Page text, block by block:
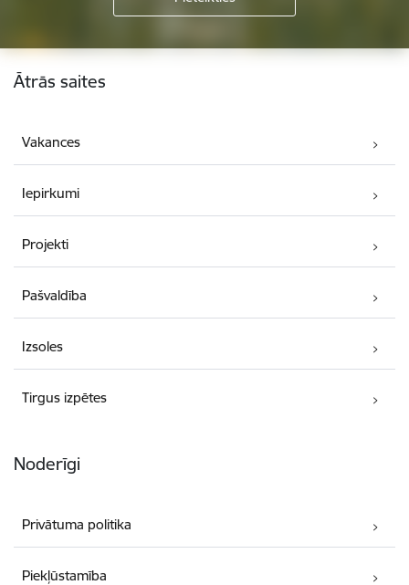
Kājene
Ātrās saites
Vakances
Iepirkumi
Projekti
Pašvaldība
Izsoles
Tirgus izpētes
Noderīgi
Privātuma politika
Piekļūstamība